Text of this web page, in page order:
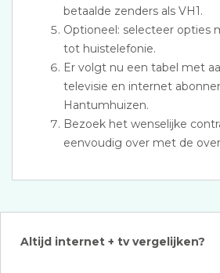
betaalde zenders als VH1.
Optioneel: selecteer opties
tot huistelefonie.
Er volgt nu een tabel met
televisie en internet
Hantumhuizen.
Bezoek het wenselijke
eenvoudig over met de
Altijd internet + tv vergelijken?